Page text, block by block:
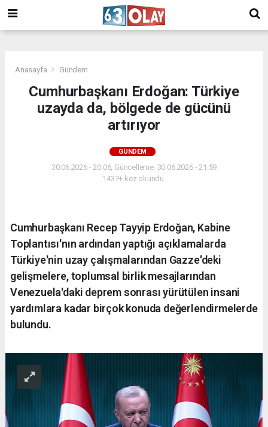
Anasayfa Gündem
Cumhurbaşkanı Erdoğan: Türkiye
uzayda da, bölgede de gücünü
artırıyor
GÜNDEM
30.06.2026 - 20:06, Güncelleme: 30.06.2026 - 21:59
1437+ kez okundu.
Cumhurbaşkanı Recep Tayyip Erdoğan, Kabine
Toplantısı'nın ardından yaptığı açıklamalarda
Türkiye'nin uzay çalışmalarından Gazze'deki
gelişmelere, toplumsal birlik mesajlarından
Venezuela'daki deprem sonrası yürütülen insani
yardımlara kadar birçok konuda değerlendirmelerde
bulundu.